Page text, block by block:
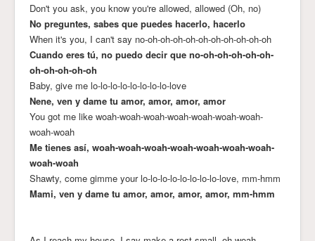
Don't you ask, you know you're allowed, allowed (Oh, no)
No preguntes, sabes que puedes hacerlo, hacerlo
When it's you, I can't say no-oh-oh-oh-oh-oh-oh-oh-oh-oh-oh
Cuando eres tú, no puedo decir que no-oh-oh-oh-oh-oh-
oh-oh-oh-oh-oh
Baby, give me lo-lo-lo-lo-lo-lo-lo-lo-love
Nene, ven y dame tu amor, amor, amor, amor
You got me like woah-woah-woah-woah-woah-woah-woah-
woah-woah
Me tienes así, woah-woah-woah-woah-woah-woah-woah-
woah-woah
Shawty, come gimme your lo-lo-lo-lo-lo-lo-lo-lo-love, mm-hmm
Mami, ven y dame tu amor, amor, amor, amor, mm-hmm